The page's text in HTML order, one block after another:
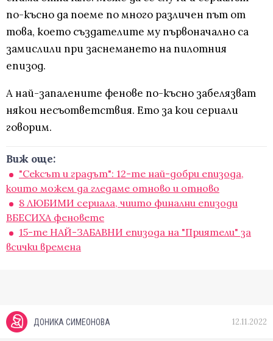
по-късно да поеме по много различен път от
това, което създателите му първоначално са
замислили при заснемането на пилотния
епизод.
А най-запалените фенове по-късно забелязват
някои несъответствия. Ето за кои сериали
говорим.
Виж още:
"Сексът и градът": 12-те най-добри епизода,
които можем да гледаме отново и отново
8 ЛЮБИМИ сериала, чиито финални епизоди
ВБЕСИХА феновете
15-те НАЙ-ЗАБАВНИ епизода на "Приятели" за
всички времена
ДОНИКА СИМЕОНОВА 12.11.2022